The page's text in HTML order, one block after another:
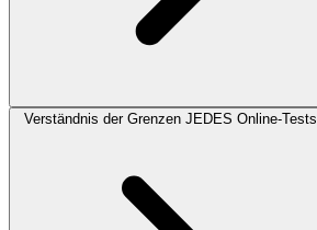
Verständnis der Grenzen JEDES Online-Tests